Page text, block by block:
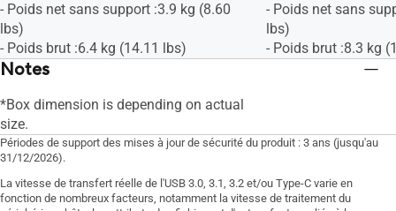
- Poids net sans support :3.9 kg (8.60
lbs)
- Poids brut :6.4 kg (14.11 lbs)
- Poids net sans
lbs)
- Poids brut :8.3 kg
Notes
*Box dimension is depending on actual
size.
Périodes de support des mises à jour de sécurité du produit : 3 ans (jusqu'au
31/12/2026).
La vitesse de transfert réelle de l'USB 3.0, 3.1, 3.2 et/ou Type-C varie en
fonction de nombreux facteurs, notamment la vitesse de traitement du